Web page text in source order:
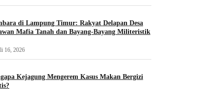
di Lampung Timur: Rakyat Delapan Desa
Mafia Tanah dan Bayang-Bayang Militeristik
16, 2026
Kejagung Mengerem Kasus Makan Bergizi